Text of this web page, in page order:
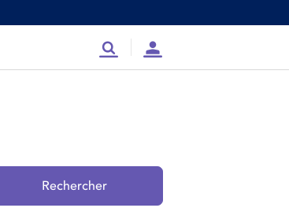
RechercheCompte
le site
Rechercher